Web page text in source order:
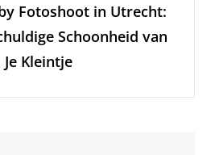
Fotoshoot in Utrecht:
Schoonheid van
Je Kleintje